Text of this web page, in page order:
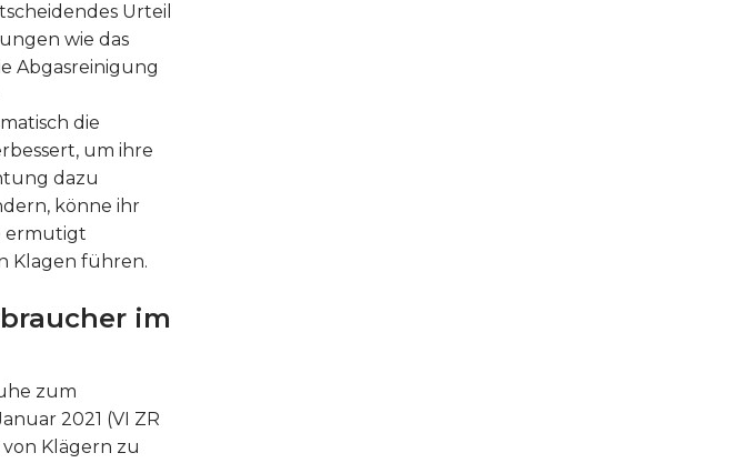
Urteil
wie das
Abgasreinigung
die
um ihre
dazu
könne ihr
ermutigt
Klagen führen.
im
zum
2021 (VI ZR
Klägern zu